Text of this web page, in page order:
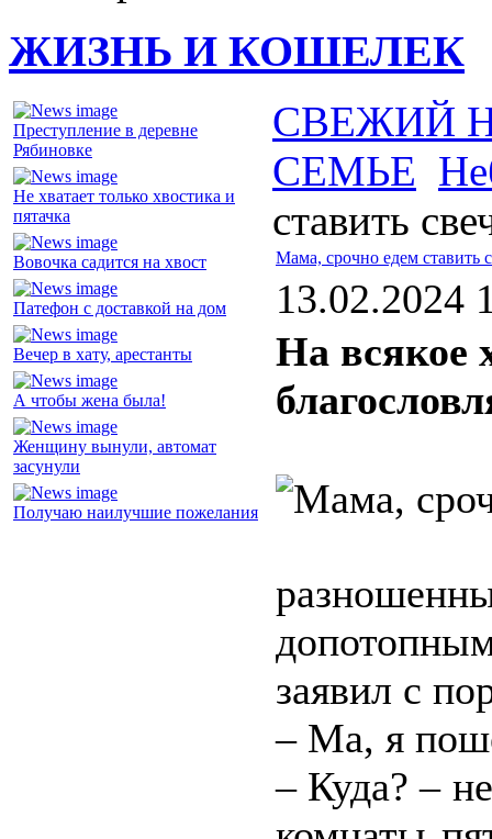
ЖИЗНЬ И КОШЕЛЕК
Преступление в деревне
Рябиновке
Не хватает только хвостика и
пятачка
Вовочка садится на хвост
Патефон с доставкой на дом
Вечер в хату, арестанты
А чтобы жена была!
Женщину вынули, автомат
засунули
Получаю наилучшие пожелания
СВЕЖИЙ
СЕМЬЕ
ставить
Мама, срочно едем ставить
13.02.2024
На всякое
заявил с
– Ма, я
– Куда? –